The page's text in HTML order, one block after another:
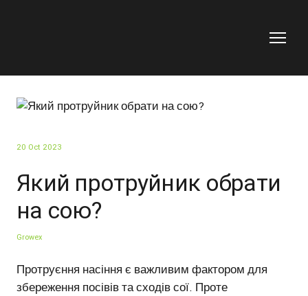
20 Oct 2023
Який протруйник обрати
на сою?
Growex
Протруєння насіння є важливим фактором для
збереження посівів та сходів сої. Проте